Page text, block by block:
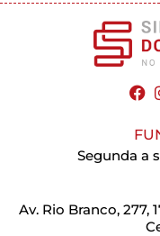
Segunda a
Av. Rio Branco, 277,